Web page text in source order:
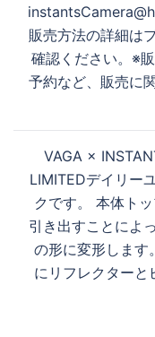
販売方法の詳細は
確認ください。※
予約など、販売に
VAGA ×
LIMITEDデイリー
クです。 本体ト
引き出すことによ
の形に変形します
にリフレクター